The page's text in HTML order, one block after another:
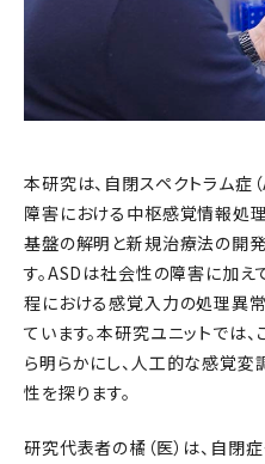
本研究は、自閉スペクトラム症
障害における中枢感覚情報処
基盤の解明と新規治療法の開
す。ASDは社会性の障害に加
程における感覚入力の処理異
ています。本研究ユニットでは
ら明らかにし、人工的な感覚
性を探ります。
研究代表者の橘（医）は、自閉